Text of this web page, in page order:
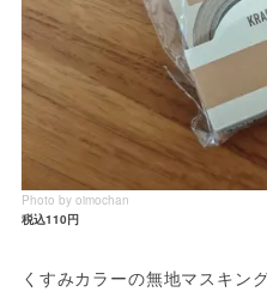
Photo by oimochan
税込110円
くすみカラーの無地マスキン